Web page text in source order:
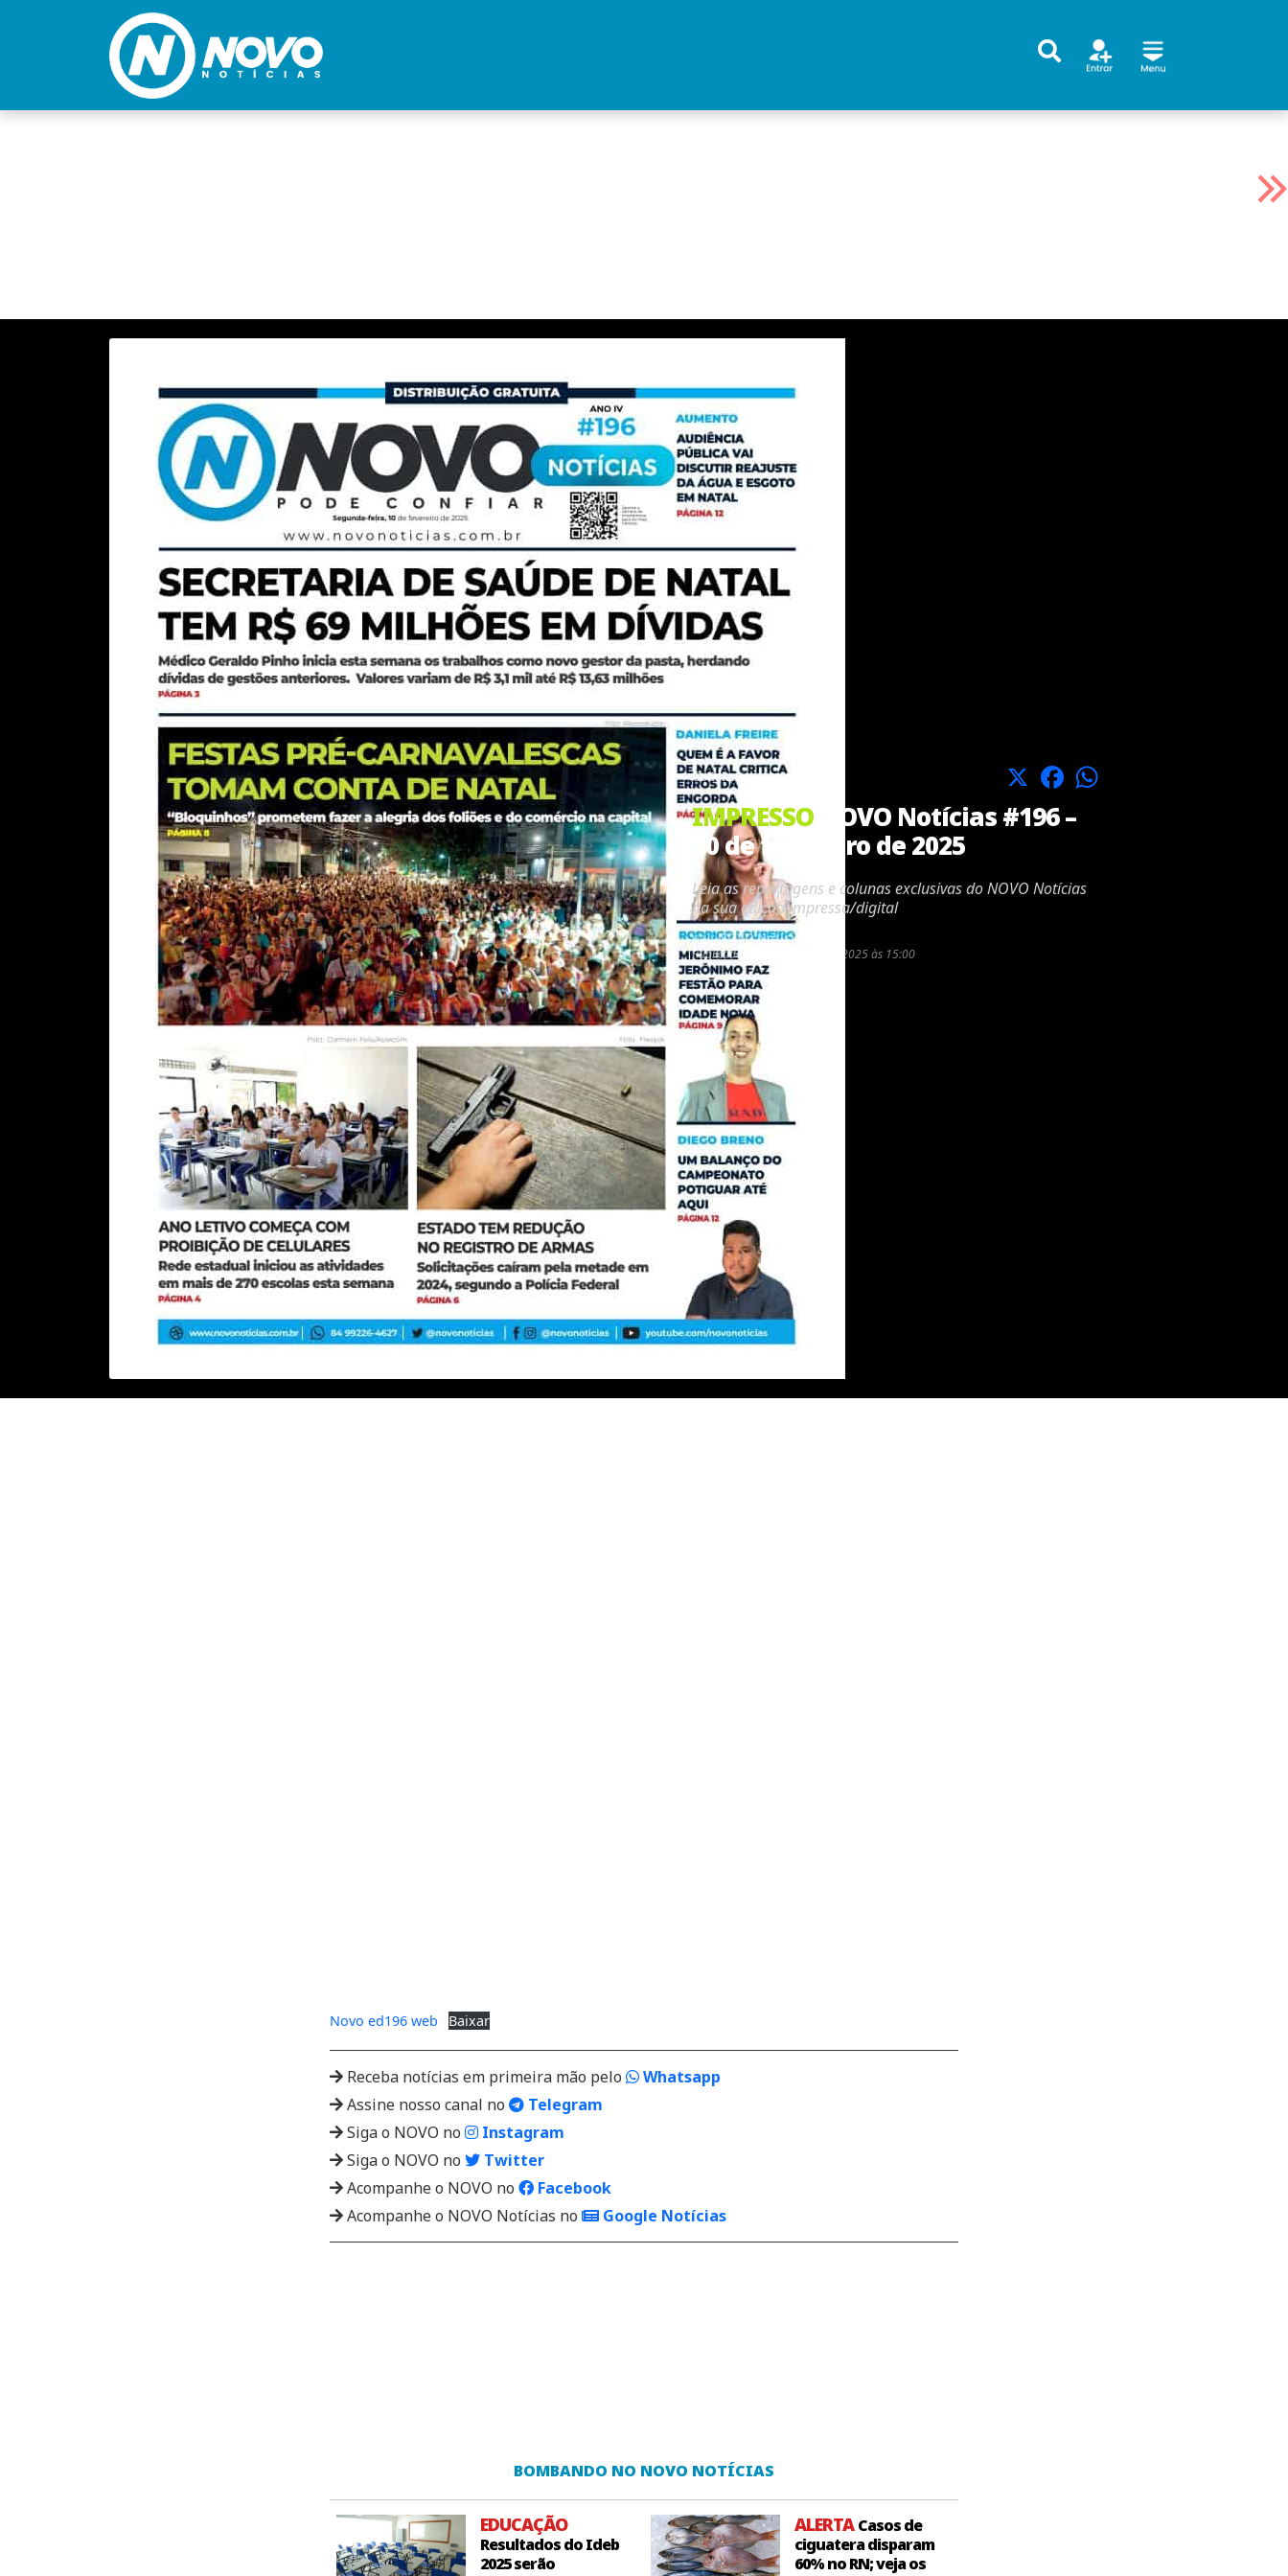
Cotidiano X Facebook
IMPRESSO NOVO Notícias #196 –
10 de fevereiro de 2025
Leia as reportagens e colunas exclusivas do NOVO Notícias
na sua edição impressa/digital
por:NOVO Notícias
Publicado
10 de fevereiro de 2025 às 15:00
Novo ed196 web Baixar
Receba notícias em primeira mão pelo
Whatsapp
Assine nosso canal no
Telegram
Siga o NOVO no
Instagram
Siga o NOVO no
Twitter
Acompanhe o NOVO no
Facebook
Acompanhe o NOVO Notícias no
Google Notícias
BOMBANDO NO NOVO NOTÍCIAS
EDUCAÇÃO
Resultados do Ideb
2025 serão
ALERTACasos de
ciguatera disparam
60% no RN; veja os